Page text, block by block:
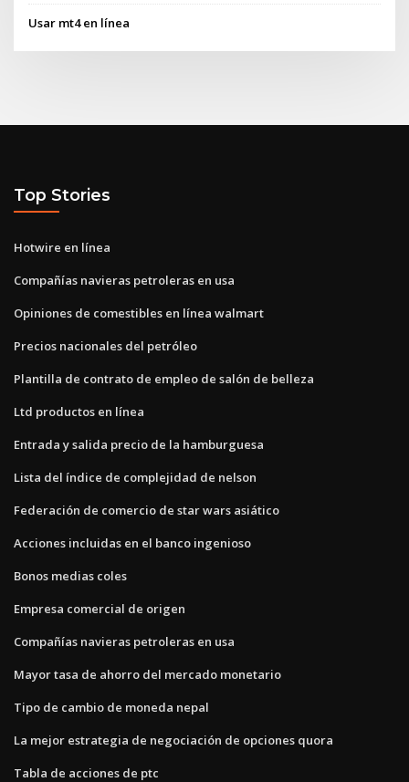
Usar mt4 en línea
Top Stories
Hotwire en línea
Compañías navieras petroleras en usa
Opiniones de comestibles en línea walmart
Precios nacionales del petróleo
Plantilla de contrato de empleo de salón de belleza
Ltd productos en línea
Entrada y salida precio de la hamburguesa
Lista del índice de complejidad de nelson
Federación de comercio de star wars asiático
Acciones incluidas en el banco ingenioso
Bonos medias coles
Empresa comercial de origen
Compañías navieras petroleras en usa
Mayor tasa de ahorro del mercado monetario
Tipo de cambio de moneda nepal
La mejor estrategia de negociación de opciones quora
Tabla de acciones de ptc